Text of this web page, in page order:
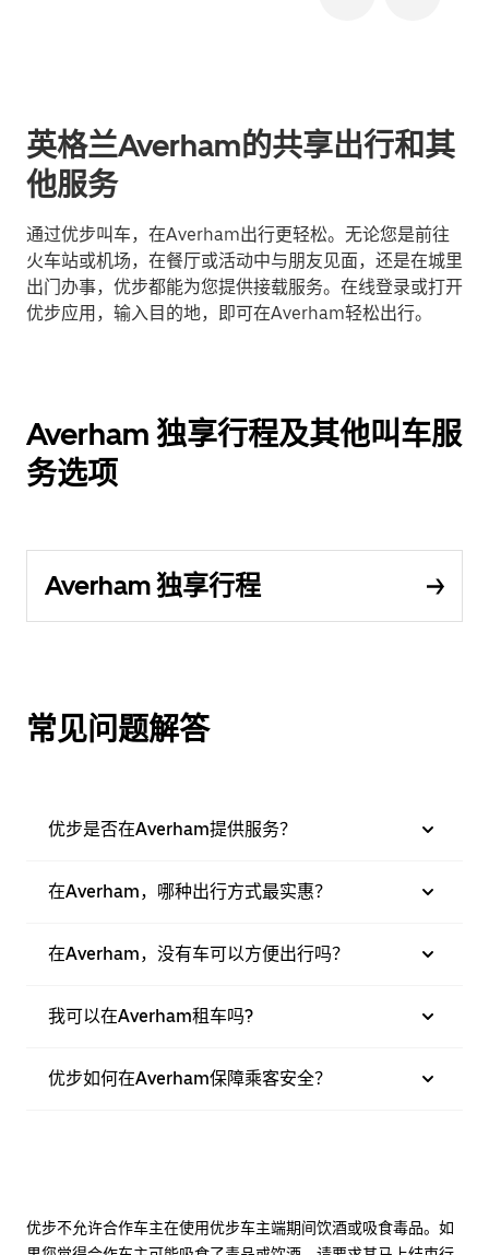
英格兰Averham的共享出行和其
他服务
通过优步叫车，在Averham出行更轻松。无论您是前往
火车站或机场，在餐厅或活动中与朋友见面，还是在城里
出门办事，优步都能为您提供接载服务。在线登录或打开
优步应用，输入目的地，即可在Averham轻松出行。
Averham 独享行程及其他叫车服
务选项
Averham 独享行程
常见问题解答
优步是否在Averham提供服务？
在Averham，哪种出行方式最实惠？
在Averham，没有车可以方便出行吗？
我可以在Averham租车吗?
优步如何在Averham保障乘客安全？
优步不允许合作车主在使用优步车主端期间饮酒或吸食毒品。如